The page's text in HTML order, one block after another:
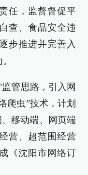
任，监督督促平
查、食品安全违
步推进并完善入
管思路，引入网
爬虫”技术，计划
移动端、网页端
营、超范围经营
《沈阳市网络订